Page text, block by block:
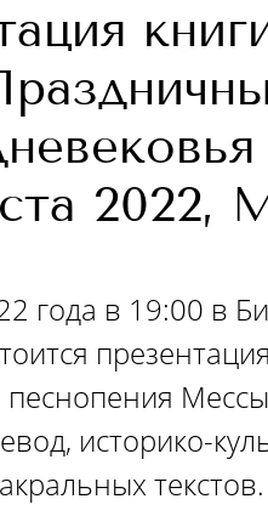
2022,
года в 19:00 в
историко-